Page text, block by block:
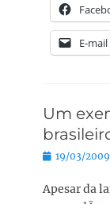
E-mail
Um
Posted
19/03/2009
Apesar da